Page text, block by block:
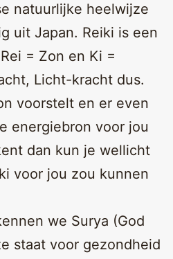
natuurlijke heelwijze
uit Japan. Reiki is een
= Zon en Ki =
Licht-kracht dus.
voorstelt en er even
energiebron voor jou
dan kun je wellicht
voor jou zou kunnen
we Surya (God
staat voor gezondheid